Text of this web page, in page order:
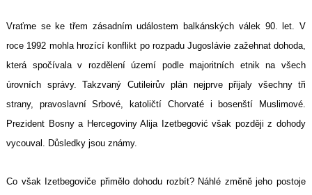
Vraťme se ke třem zásadním událostem balkánských válek 90. let. V
roce 1992 mohla hrozící konflikt po rozpadu Jugoslávie zažehnat dohoda,
která spočívala v rozdělení území podle majoritních etnik na všech
úrovních správy. Takzvaný Cutileirův plán nejprve přijaly všechny tři
strany, pravoslavní Srbové, katoličtí Chorvaté i bosenští Muslimové.
Prezident Bosny a Hercegoviny Alija Izetbegović však později z dohody
vycouval. Důsledky jsou známy.
Co však Izetbegoviče přimělo dohodu rozbít? Náhlé změně jeho postoje